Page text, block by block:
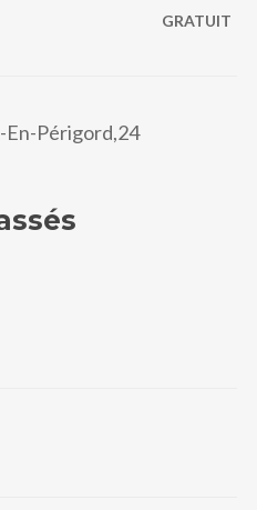
GRATUIT
Périgord,24